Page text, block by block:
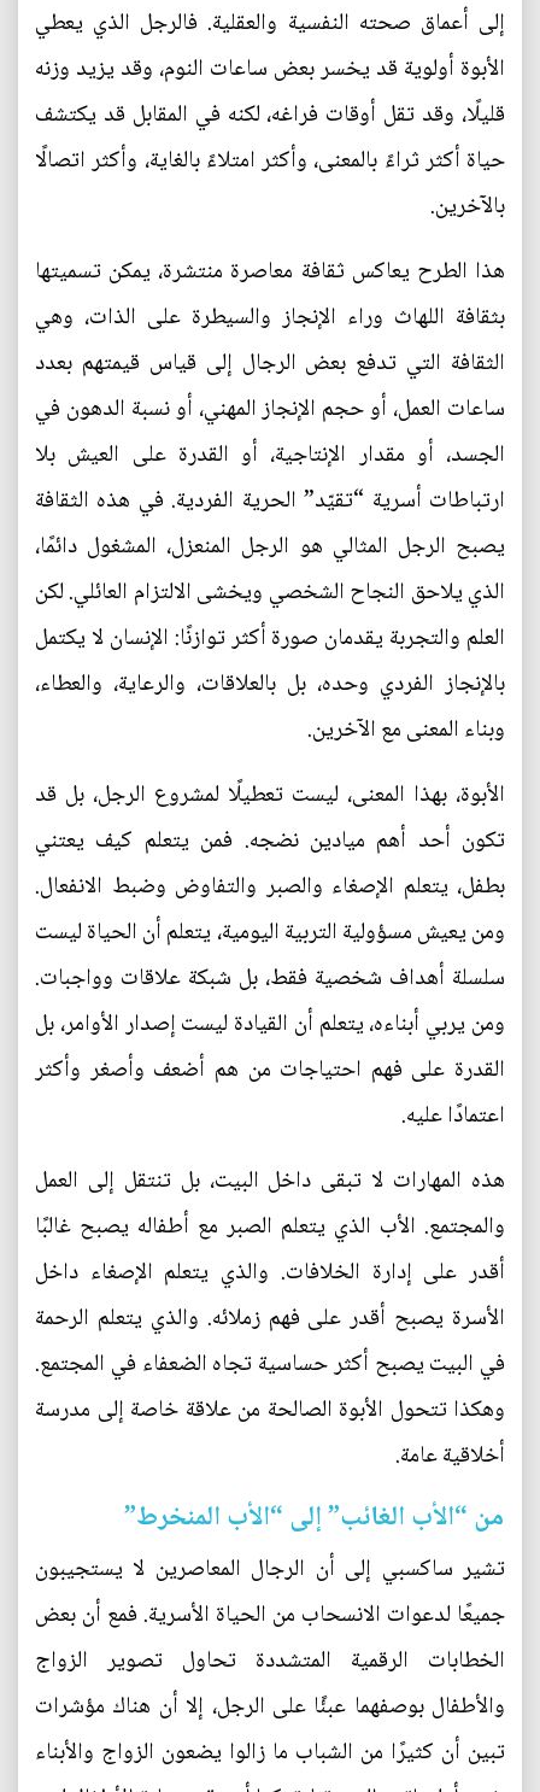
إلى أعماق صحته النفسية والعقلية. فالرجل الذي يعطي
الأبوة أولوية قد يخسر بعض ساعات النوم، وقد يزيد وزنه
قليلًا، وقد تقل أوقات فراغه، لكنه في المقابل قد يكتشف
حياة أكثر ثراءً بالمعنى، وأكثر امتلاءً بالغاية، وأكثر اتصالًا
بالآخرين.
هذا الطرح يعاكس ثقافة معاصرة منتشرة، يمكن تسميتها
بثقافة اللهاث وراء الإنجاز والسيطرة على الذات، وهي
الثقافة التي تدفع بعض الرجال إلى قياس قيمتهم بعدد
ساعات العمل، أو حجم الإنجاز المهني، أو نسبة الدهون في
الجسد، أو مقدار الإنتاجية، أو القدرة على العيش بلا
ارتباطات أسرية “تقيّد” الحرية الفردية. في هذه الثقافة
يصبح الرجل المثالي هو الرجل المنعزل، المشغول دائمًا،
الذي يلاحق النجاح الشخصي ويخشى الالتزام العائلي. لكن
العلم والتجربة يقدمان صورة أكثر توازنًا: الإنسان لا يكتمل
بالإنجاز الفردي وحده، بل بالعلاقات، والرعاية، والعطاء،
وبناء المعنى مع الآخرين.
الأبوة، بهذا المعنى، ليست تعطيلًا لمشروع الرجل، بل قد
تكون أحد أهم ميادين نضجه. فمن يتعلم كيف يعتني
بطفل، يتعلم الإصغاء والصبر والتفاوض وضبط الانفعال.
ومن يعيش مسؤولية التربية اليومية، يتعلم أن الحياة ليست
سلسلة أهداف شخصية فقط، بل شبكة علاقات وواجبات.
ومن يربي أبناءه، يتعلم أن القيادة ليست إصدار الأوامر، بل
القدرة على فهم احتياجات من هم أضعف وأصغر وأكثر
اعتمادًا عليه.
هذه المهارات لا تبقى داخل البيت، بل تنتقل إلى العمل
والمجتمع. الأب الذي يتعلم الصبر مع أطفاله يصبح غالبًا
أقدر على إدارة الخلافات. والذي يتعلم الإصغاء داخل
الأسرة يصبح أقدر على فهم زملائه. والذي يتعلم الرحمة
في البيت يصبح أكثر حساسية تجاه الضعفاء في المجتمع.
وهكذا تتحول الأبوة الصالحة من علاقة خاصة إلى مدرسة
أخلاقية عامة.
من “الأب الغائب” إلى “الأب المنخرط”
تشير ساكسبي إلى أن الرجال المعاصرين لا يستجيبون
جميعًا لدعوات الانسحاب من الحياة الأسرية. فمع أن بعض
الخطابات الرقمية المتشددة تحاول تصوير الزواج
والأطفال بوصفهما عبئًا على الرجل، إلا أن هناك مؤشرات
تبين أن كثيرًا من الشباب ما زالوا يضعون الزواج والأبناء